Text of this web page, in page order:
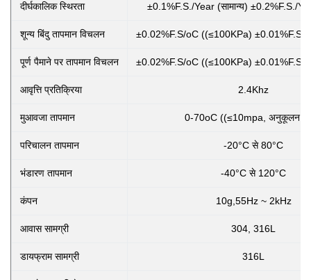
दीर्घकालिक स्थिरता ±0.1%F.S./Year (सामान्य) ±0.2%F.S./
शून्य बिंदु तापमान विचलन ±0.02%F.S/oC ((≤100KPa) ±0.01%F.S/
पूर्ण पैमाने पर तापमान विचलन ±0.02%F.S/oC ((≤100KPa) ±0.01%F.S/
आवृत्ति प्रतिक्रिया 2.4Khz
मुआवजा तापमान 0-70oC ((≤10mpa, अनुकूलन
परिचालन तापमान -20°C से 80°C
भंडारण तापमान -40°C से 120°C
कंपन 10g,55Hz ~ 2kHz
आवास सामग्री 304, 316L
डायफ्राम सामग्री 316L